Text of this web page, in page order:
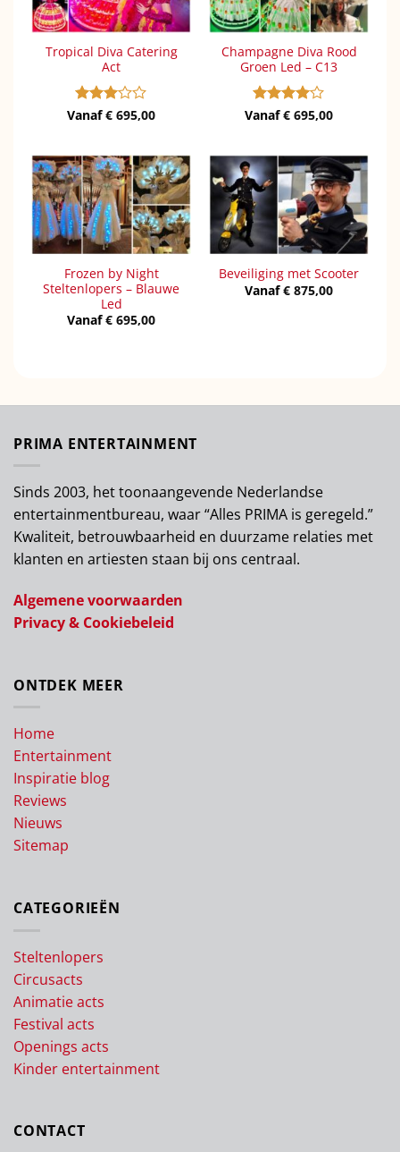
Tropical Diva Catering
Act
Gewaardeerd
Vanaf€ 695,00
Champagne Diva Rood
Groen Led – C13
Gewaardeerd
Vanaf€ 695,00
Frozen by Night
Steltenlopers – Blauwe
Led
Vanaf€ 695,00
Beveiliging met Scooter
Vanaf€ 875,00
PRIMA ENTERTAINMENT
Sinds 2003, het toonaangevende Nederlandse
entertainmentbureau, waar “Alles PRIMA is geregeld.”
Kwaliteit, betrouwbaarheid en duurzame relaties met
klanten en artiesten staan bij ons centraal.
Algemene voorwaarden
Privacy & Cookiebeleid
ONTDEK MEER
Home
Entertainment
Inspiratie blog
Reviews
Nieuws
Sitemap
CATEGORIEËN
Steltenlopers
Circusacts
Animatie acts
Festival acts
Openings acts
Kinder entertainment
CONTACT